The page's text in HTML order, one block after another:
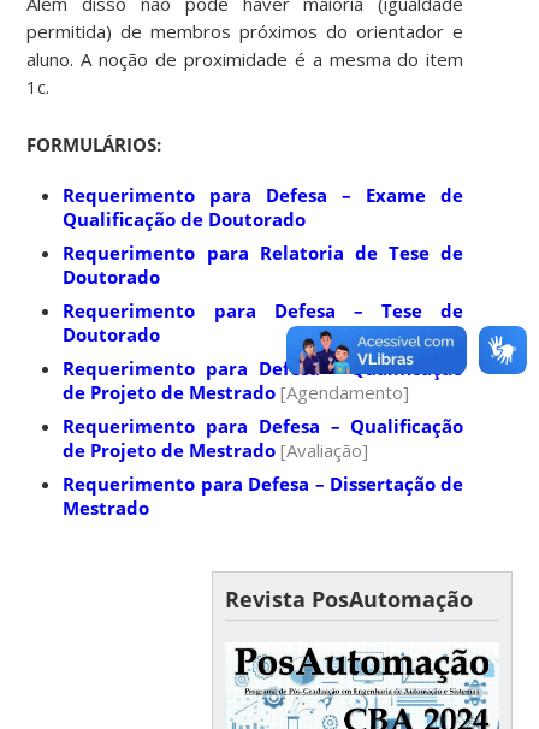
permitida) de membros próximos do orientador e
aluno. A noção de proximidade é a mesma do item
1c.
FORMULÁRIOS:
Requerimento para Defesa – Exame de
Qualificação de Doutorado
Requerimento para Relatoria de Tese de
Doutorado
Requerimento para Defesa –Tese de
Doutorado
Requerimento para Defesa – Qualificação
de Projeto de Mestrado [Agendamento]
Requerimento para Defesa –Qualificação
de Projeto de Mestrado [Avaliação]
Requerimento para Defesa – Dissertação de
Mestrado
Revista PosAutomação